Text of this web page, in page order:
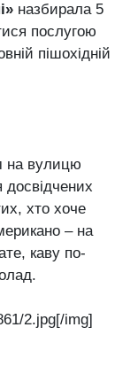
назбирала 5
послугою
пішохідній
на вулицю
хто хоче
– на
каву по-
2.jpg[/img]